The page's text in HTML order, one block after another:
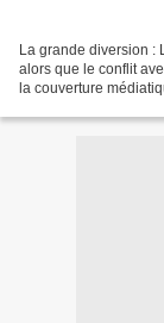
La grande diversion :
alors que le conflit
la couverture